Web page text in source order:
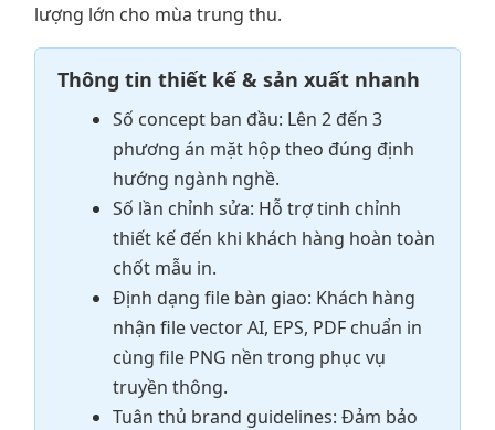
lượng lớn cho mùa trung thu.
Thông tin thiết kế & sản xuất nhanh
Số concept ban đầu: Lên 2 đến 3
phương án mặt hộp theo đúng định
hướng ngành nghề.
Số lần chỉnh sửa: Hỗ trợ tinh chỉnh
thiết kế đến khi khách hàng hoàn toàn
chốt mẫu in.
Định dạng file bàn giao: Khách hàng
nhận file vector AI, EPS, PDF chuẩn in
cùng file PNG nền trong phục vụ
truyền thông.
Tuân thủ brand guidelines: Đảm bảo